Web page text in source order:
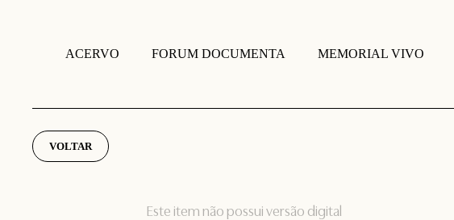
ACERVO FORUM DOCUMENTA MEMORIAL VIVO
VOLTAR
Este item não possui versão digital